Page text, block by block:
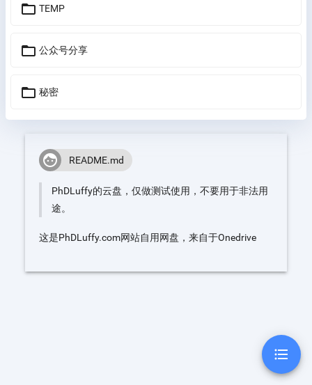
folder_open TEMP
folder_open 公众号分享
folder_open 秘密
face README.md
PhDLuffy的云盘，仅做测试使用，不要用于非法用
途。
这是PhDLuffy.com网站自用网盘，来自于Onedrive
format_list_bulleted